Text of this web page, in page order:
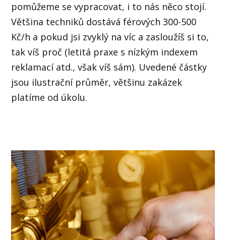
pomůžeme se vypracovat, i to nás něco stojí.
Většina techniků dostává férových 300-500
Kč/h a pokud jsi zvyklý na víc a zasloužíš si to,
tak víš proč (letitá praxe s nízkým indexem
reklamací atd., však víš sám). Uvedené částky
jsou ilustrační průměr, většinu zakázek
platíme od úkolu.